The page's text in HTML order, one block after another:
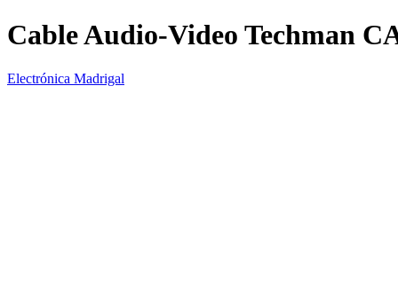
Cable Audio-Video Techman
Electrónica Madrigal